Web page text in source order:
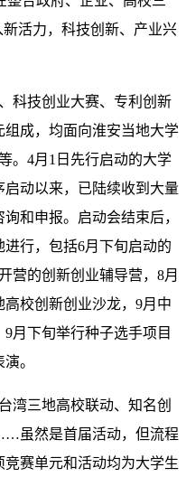
活力，科技创新、产业兴
科技创业大赛、专利创新
成，均面向淮安当地大学
。4月1日先行启动的大学
动以来，已陆续收到大量
和申报。启动会结束后，
行，包括6月下旬启动的
营的创新创业辅导营，8月
校创新创业沙龙，9月中
月下旬举行种子选手项目
。
三地高校联动、知名创
虽然是首届活动，但流程
赛单元和活动均为大学生